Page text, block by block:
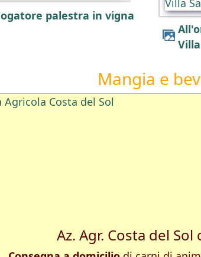
Vogatore palestra in vigna
All'orizzonte gli stabilimenti di
Mangia e
Az. Agr. Costa del